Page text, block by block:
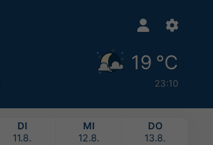
19 °C
23:10
DI
11.8.
MI
12.8.
DO
13.8.